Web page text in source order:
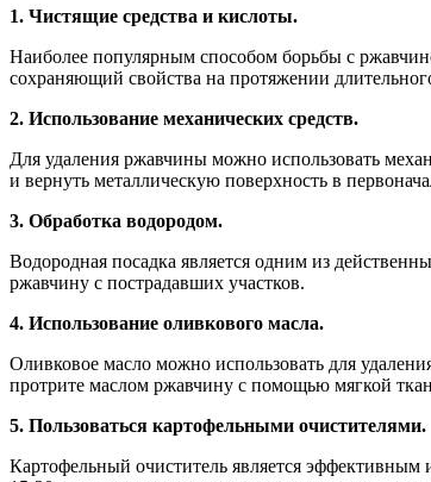
1. Чистящие средства и кислоты.
Наиболее популярным способом борьбы с
сохраняющий свойства на протяжении
2. Использование механических средств.
Для удаления ржавчины можно использовать
и вернуть металлическую поверхность в
3. Обработка водородом.
Водородная посадка является одним из
ржавчину с пострадавших участков.
4. Использование оливкового масла.
Оливковое масло можно использовать для
протрите маслом ржавчину с помощью мягкой
5. Пользоваться картофельными очистителями.
Картофельный очиститель является эффективным